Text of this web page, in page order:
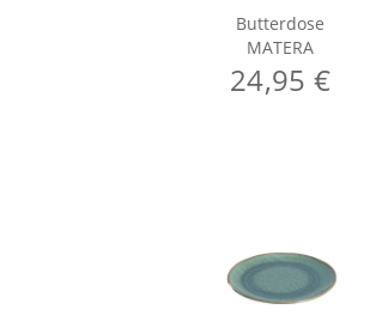
Butterdose
MATERA
24,95 €